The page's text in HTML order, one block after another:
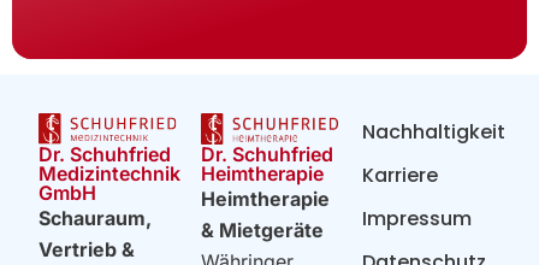
Dr. Schuhfried
Medizintechnik
GmbH
Schauraum,
Vertrieb &
Dr. Schuhfried
Heimtherapie
Heimtherapie
& Mietgeräte
Nachhaltigkeit
Karriere
Impressum